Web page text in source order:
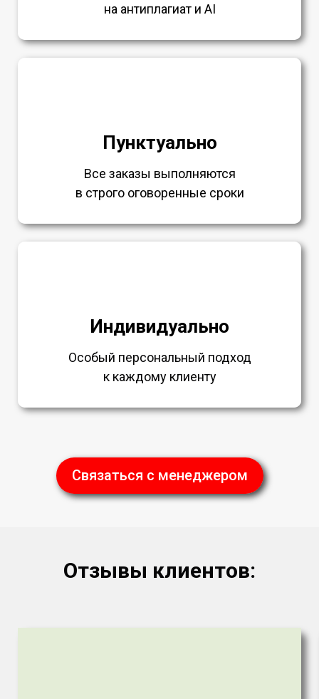
на антиплагиат и AI
Пунктуально
Все заказы выполняются
в строго оговоренные сроки
Индивидуально
Особый персональный подход
к каждому клиенту
Связаться с менеджером
Отзывы клиентов: